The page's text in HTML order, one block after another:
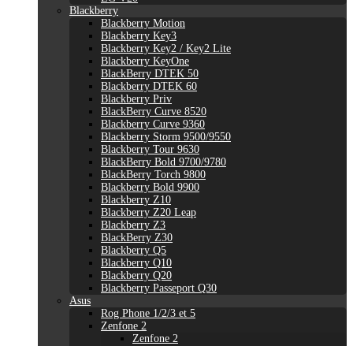
Blackberry
Blackberry Motion
Blackberry Key3
Blackberry Key2 / Key2 Lite
Blackberry KeyOne
BlackBerry DTEK 50
Blackberry DTEK 60
Blackberry Priv
BlackBerry Curve 8520
Blackberry Curve 9360
Blackberry Storm 9500/9550
Blackberry Tour 9630
BlackBerry Bold 9700/9780
BlackBerry Torch 9800
Blackberry Bold 9900
Blackberry Z10
Blackberry Z20 Leap
Blackberry Z3
BlackBerry Z30
Blackberry Q5
Blackberry Q10
Blackberry Q20
Blackberry Passeport Q30
Asus
Rog Phone 1/2/3 et 5
Zenfone 2
Zenfone 2